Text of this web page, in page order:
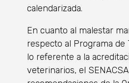
calendarizada.
En cuanto al malestar
respecto al Programa de
lo referente a la
veterinarios, el